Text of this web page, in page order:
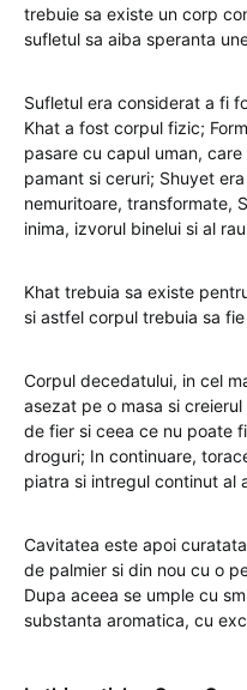
trebuie sa existe un corp
sufletul sa aiba speranta
Sufletul era considerat a fi
Khat a fost corpul fizic;
pasare cu capul uman,
pamant si ceruri; Shuyet
nemuritoare, transformate,
inima, izvorul binelui si al
Khat trebuia sa existe
si astfel corpul trebuia sa
Corpul decedatului, in cel
asezat pe o masa si
de fier si ceea ce nu poate
droguri; In continuare,
piatra si intregul continut al
Cavitatea este apoi
de palmier si din nou cu o
Dupa aceea se umple cu
substanta aromatica, cu